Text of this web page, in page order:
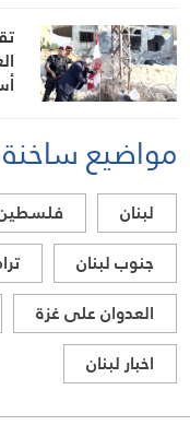
مواضيع ساخنة
لبنان
جنوب لبنان
العدوان على غزة
اخبار لبنان